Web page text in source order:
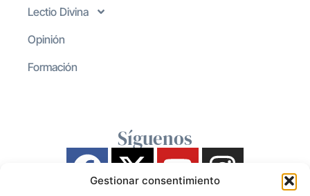
Gestionar consentimiento
Lectio Divina
Opinión
Formación
Síguenos